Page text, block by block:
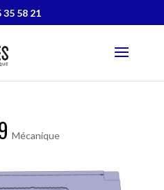
35 58 21
Mécanique